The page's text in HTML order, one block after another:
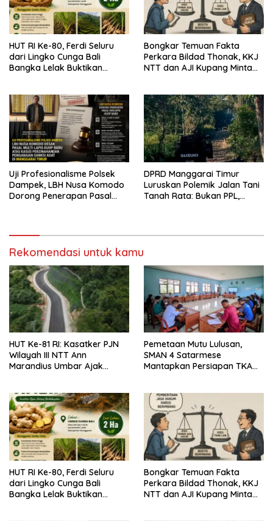
HUT RI Ke-80, Ferdi Seluru
dari Lingko Cunga Bali
Bangka Lelak Buktikan
Bongkar Temuan Fakta
Perkara Bildad Thonak, KKJ
NTT dan AJI Kupang Minta
Uji Profesionalisme Polsek
Dampek, LBH Nusa Komodo
Dorong Penerapan Pasal
DPRD Manggarai Timur
Luruskan Polemik Jalan Tani
Tanah Rata: Bukan PPL,
Rekomendasi untuk kamu
HUT Ke-81 RI: Kasatker PJN
Wilayah III NTT Ann
Marandius Umbar Ajak
Pemetaan Mutu Lulusan,
SMAN 4 Satarmese
Mantapkan Persiapan TKA
HUT RI Ke-80, Ferdi Seluru
dari Lingko Cunga Bali
Bangka Lelak Buktikan
Bongkar Temuan Fakta
Perkara Bildad Thonak, KKJ
NTT dan AJI Kupang Minta